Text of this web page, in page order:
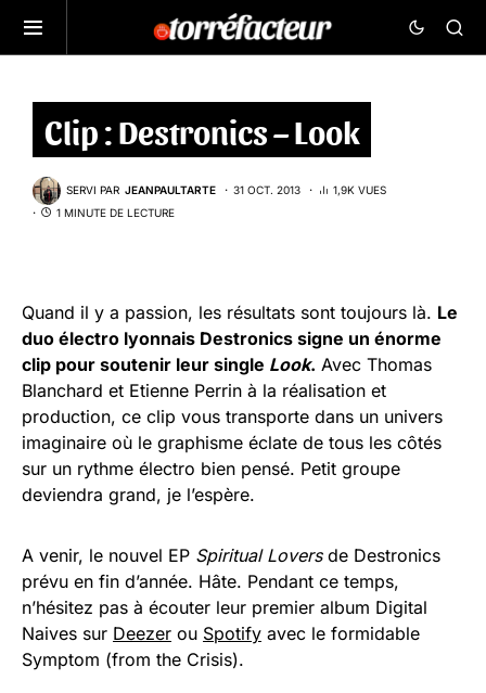
Clip : Destronics – Look
SERVI PAR JEANPAULTARTE 31 OCT. 2013
1,9K VUES
1 MINUTE DE LECTURE
Quand il y a passion, les résultats sont toujours là. Le
duo électro lyonnais Destronics signe un énorme
clip pour soutenir leur single Look. Avec Thomas
Blanchard et Etienne Perrin à la réalisation et
production, ce clip vous transporte dans un univers
imaginaire où le graphisme éclate de tous les côtés
sur un rythme électro bien pensé. Petit groupe
deviendra grand, je l’espère.
A venir, le nouvel EP Spiritual Loversde Destronics
prévu en fin d’année. Hâte. Pendant ce temps,
n’hésitez pas à écouter leur premier album Digital
Naives sur Deezer ou Spotify avec le formidable
Symptom (from the Crisis).